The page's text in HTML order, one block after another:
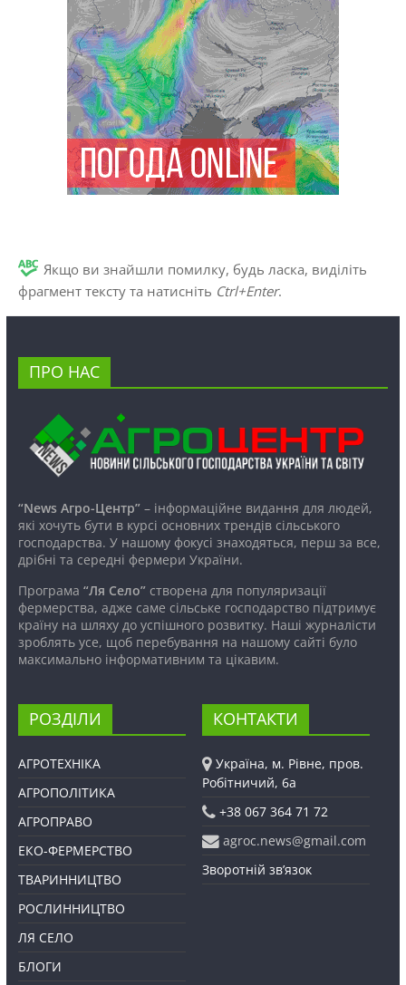
Якщо ви знайшли помилку, будь ласка, виділіть
фрагмент тексту та натисніть Ctrl+Enter.
ПРО НАС
“News Агро-Центр”– інформаційне видання для людей,
які хочуть бути в курсі основних трендів сільського
господарства. У нашому фокусі знаходяться, перш за все,
дрібні та середні фермери України.
Програма “Ля Село”створена для популяризації
фермерства, адже саме сільське господарство підтримує
країну на шляху до успішного розвитку. Наші журналісти
зроблять усе, щоб перебування на нашому сайті було
максимально інформативним та цікавим.
РОЗДІЛИ
АГРОТЕХНІКА
АГРОПОЛІТИКА
АГРОПРАВО
ЕКО-ФЕРМЕРСТВО
ТВАРИННИЦТВО
РОСЛИННИЦТВО
ЛЯ СЕЛО
БЛОГИ
КОНТАКТИ
Україна, м. Рівне, пров.
Робітничий, 6а
+38 067 364 71 72
agroc.news@gmail.com
Зворотній зв’язок